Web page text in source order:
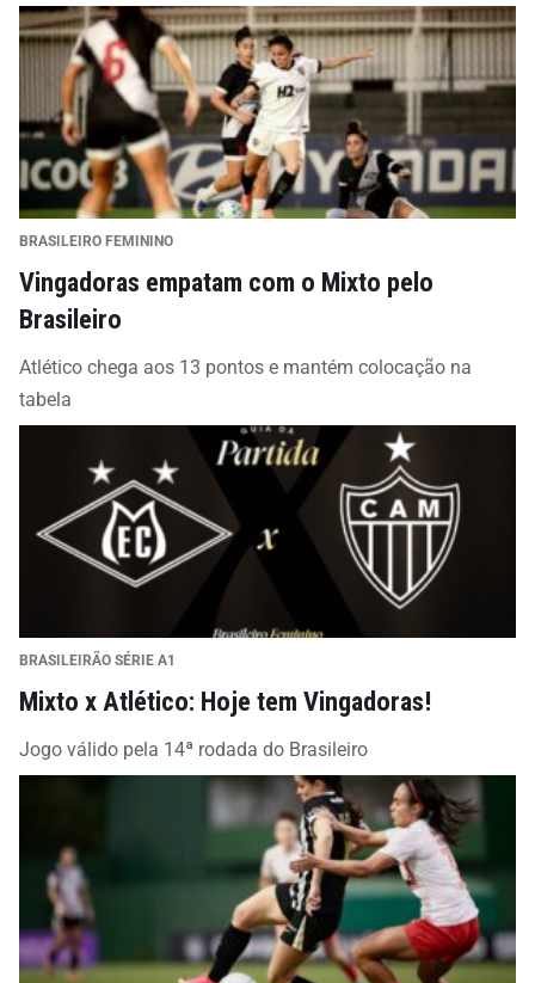
BRASILEIRO FEMININO
Vingadoras empatam com o Mixto pelo
Brasileiro
Atlético chega aos 13 pontos e mantém colocação na
tabela
BRASILEIRÃO SÉRIE A1
Mixto x Atlético: Hoje tem Vingadoras!
Jogo válido pela 14ª rodada do Brasileiro